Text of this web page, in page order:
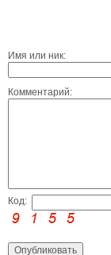
Имя или ник:
Комментарий:
Код: